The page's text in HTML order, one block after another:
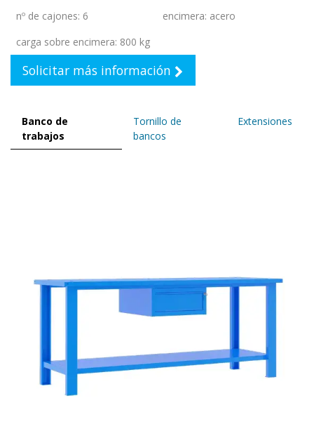
nº de cajones: 6 encimera: acero
carga sobre encimera: 800 kg
Solicitar más información
Banco de
trabajos
Tornillo de
bancos
Extensiones